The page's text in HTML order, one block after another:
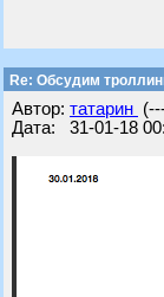
Re: Обсудим
Автор: татарин
Дата: 31-01-18